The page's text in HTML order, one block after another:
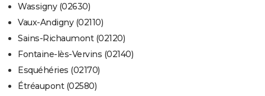
Wassigny (02630)
Vaux-Andigny (02110)
Sains-Richaumont (02120)
Fontaine-lès-Vervins (02140)
Esquéhéries (02170)
Étréaupont (02580)